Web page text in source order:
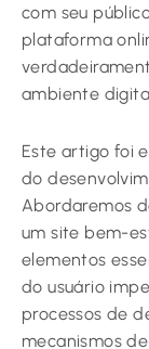
com seu
plataforma
ambiente
Este artigo foi
do
Abordaremos
um site bem-
elementos
do usuário
processos de
mecanismos